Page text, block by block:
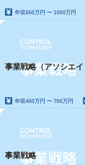
年収650万円 〜 1050万円
事業戦略（アソシエイ
年収450万円 〜 700万円
事業戦略